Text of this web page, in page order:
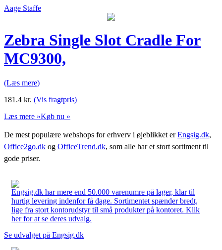
Aage Staffe
Zebra Single Slot Cradle For
MC9300,
(Læs mere)
181.4 kr. (Vis fragtpris)
Læs mere »Køb nu »
De mest populære webshops for erhverv i øjeblikket erEngsig.dk,
Office2go.dk og OfficeTrend.dk, som alle har et stort sortiment til
gode priser.
Engsig.dk har mere end 50.000 varenumre på lager, klar til
hurtig levering indenfor få dage. Sortimentet spænder bredt,
lige fra stort kontorudstyr til små produkter på kontoret. Klik
her for at se deres udvalg.
Se udvalget på Engsig.dk